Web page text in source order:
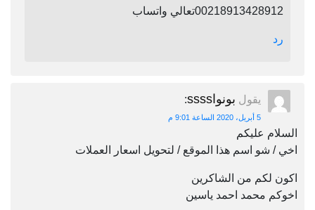
00218913428912تعالي واتساب
رد
يقول بونواssss :
5 أبريل، 2020 الساعة 9:01 م
السلام عليكم
اخي / شو اسم هذا الموقع / لتحويل اسعار العملات
اكون لكم من الشاكرين
اخوكم محمد احمد ياسين